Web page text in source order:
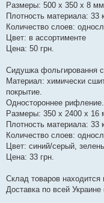
Размеры: 500 х 350 х 8
Плотность материала: 33
Количество слоев:
Цвет: в ассортименте
Цена: 50 грн.
Сидушка фольгировання
Материал: химически
покрытие.
Одностороннее рифление.
Размеры: 350 х 2400 х 16
Плотность материала: 33
Количество слоев:
Цвет: синий/серый,
Цена: 33 грн.
Склад товаров находится
Доставка по всей